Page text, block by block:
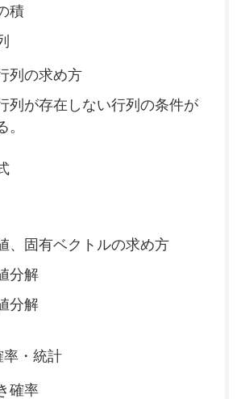
積
列の求め方
列が存在しない行列の条件が
。
、固有ベクトルの求め方
分解
分解
・統計
確率